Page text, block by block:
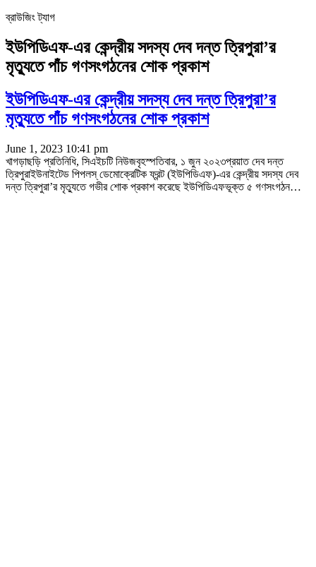
ব্রাউজিং ট্যাগ
ইউপিডিএফ-এর কেন্দ্রীয় সদস্য দেব দন্ত ত্রিপুরা’র
মৃত্যুতে পাঁচ গণসংগঠনের শোক প্রকাশ
ইউপিডিএফ-এর কেন্দ্রীয় সদস্য দেব দন্ত ত্রিপুরা’র
মৃত্যুতে পাঁচ গণসংগঠনের শোক প্রকাশ
June 1, 2023 10:41 pm
খাগড়াছড়ি প্রতিনিধি, সিএইচটি নিউজবৃহস্পতিবার, ১ জুন ২০২৩প্রয়াত দেব দন্ত
ত্রিপুরাইউনাইটেড পিপলস্ ডেমোক্রেটিক ফ্রন্ট (ইউপিডিএফ)-এর কেন্দ্রীয় সদস্য দেব
দন্ত ত্রিপুরা’র মৃত্যুতে গভীর শোক প্রকাশ করেছে ইউপিডিএফভূক্ত ৫ গণসংগঠন…